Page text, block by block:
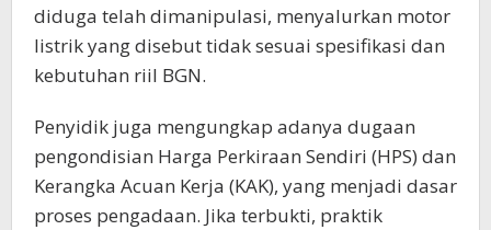
diduga telah dimanipulasi, menyalurkan motor
listrik yang disebut tidak sesuai spesifikasi dan
kebutuhan riil BGN.
Penyidik juga mengungkap adanya dugaan
pengondisian Harga Perkiraan Sendiri (HPS) dan
Kerangka Acuan Kerja (KAK), yang menjadi dasar
proses pengadaan. Jika terbukti, praktik